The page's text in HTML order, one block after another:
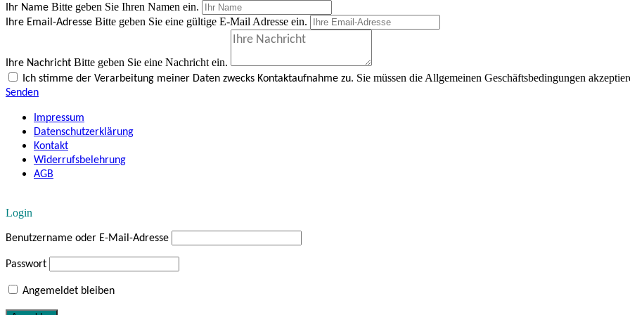
Ihr Name Bitte geben Sie Ihren Namen ein.
Ihre Email-Adresse Bitte geben Sie eine gültige E-Mail Adresse ein.
Ihre Nachricht Bitte geben Sie eine Nachricht ein.
Ich stimme der Verarbeitung meiner Daten zwecks Kontaktaufnahme zu. Sie müssen die Allgemeinen Geschäftsbedingungen
Senden
Impressum
Datenschutzerklärung
Kontakt
Widerrufsbelehrung
AGB
Login
Benutzername oder E-Mail-Adresse
Passwort
Angemeldet bleiben